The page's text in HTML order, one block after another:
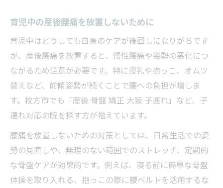
育児中の産後腰痛を放置しないために
育児中はどうしても自身のケアが後回しになりがちです
が、産後腰痛を放置すると、慢性腰痛や姿勢の悪化につ
ながるため注意が必要です。特に授乳や抱っこ、オムツ
替えなど、前傾姿勢が続くことで腰への負担が増しま
す。枚方市でも「産後 骨盤 矯正 大阪 子連れ」など、子
連れ対応の院を探す方が増えています。
腰痛を放置しないための対策としては、日常生活での姿
勢の見直しや、無理のない範囲でのストレッチ、定期的
な骨盤ケアが効果的です。例えば、寝る前に簡単な骨盤
体操を取り入れる、抱っこの際に腰ベルトを活用するな